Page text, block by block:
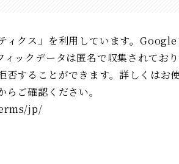
クス」を利用しています。
ックデータは匿名で収集されてお
することができます。詳しくはお
らご確認ください。
jp/